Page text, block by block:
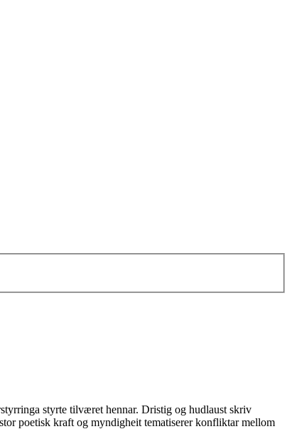
styrte tilværet hennar. Dristig og hudlaust skriv
poetisk kraft og myndigheit tematiserer konfliktar mellom